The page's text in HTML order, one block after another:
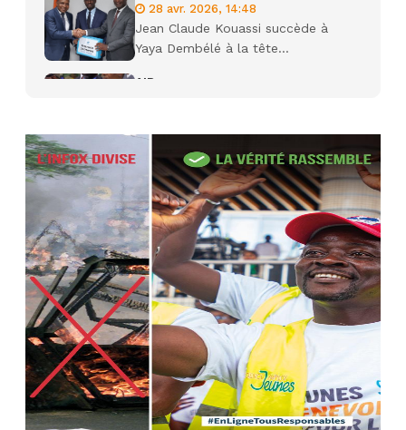
28 avr. 2026, 14:48
Jean Claude Kouassi succède à
Yaya Dembélé à la tête...
AIP
Camara tué lors d’attaques...
22 avr. 2026, 16:41
Des bureaux ravagés dans un
incendie survenu à la mairie...
AIP
10 avr. 2026, 09:48
Nommé Médiateur de la
République, Gaoussou Touré prend
officiellement fonction
AIP
13 mars 2026, 10:43
Nécrologie : décès de Guillaume
Houphouët-Boigny, fils du Père